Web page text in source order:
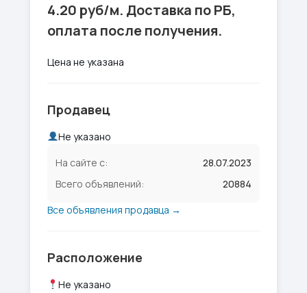
4.20 руб/м. Доставка по РБ,
оплата после получения.
Цена не указана
Продавец
Не указано
На сайте с:
28.07.2023
Всего объявлений:
20884
Все объявления продавца →
Расположение
Не указано